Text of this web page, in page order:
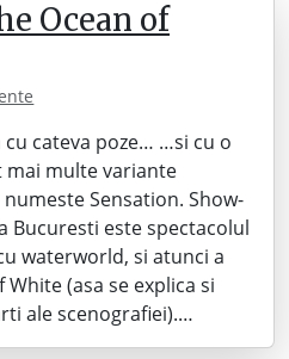
Ocean of
cateva poze… …si cu o
mai multe variante
Sensation. Show-
Bucuresti este spectacolul
waterworld, si atunci a
(asa se explica si
ale scenografiei).…